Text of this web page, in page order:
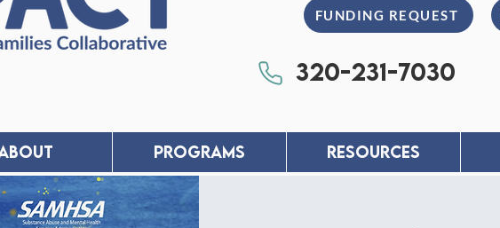
FUNDING REQUEST
320-231-7030
PROGRAMS RESOURCES